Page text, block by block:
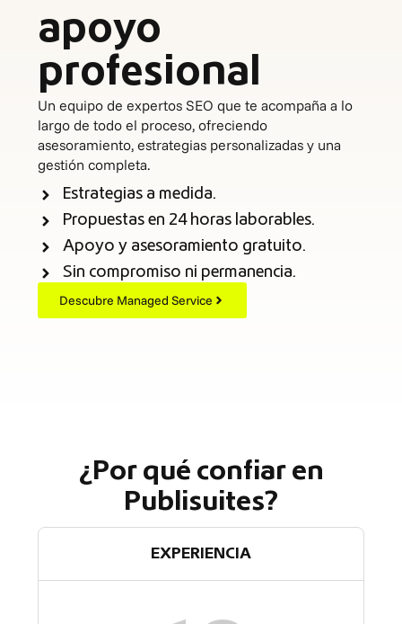
apoyo
profesional
Un equipo de expertos SEO que te acompaña a lo
largo de todo el proceso, ofreciendo
asesoramiento, estrategias personalizadas y una
gestión completa.
Estrategias a medida.
Propuestas en 24 horas laborables.
Apoyo y asesoramiento gratuito.
Sin compromiso ni permanencia.
Descubre Managed Service
¿Por qué confiar en
Publisuites?
EXPERIENCIA